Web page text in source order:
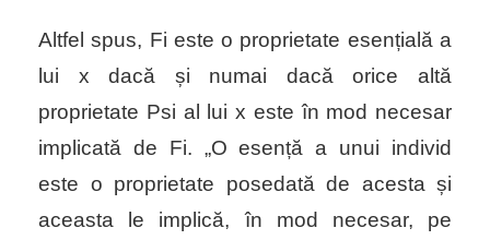
Altfel spus, Fi este o proprietate esențială a
lui x dacă și numai dacă orice altă
proprietate Psi al lui x este în mod necesar
implicată de Fi. „O esență a unui individ
este o proprietate posedată de acesta și
aceasta le implică, în mod necesar, pe